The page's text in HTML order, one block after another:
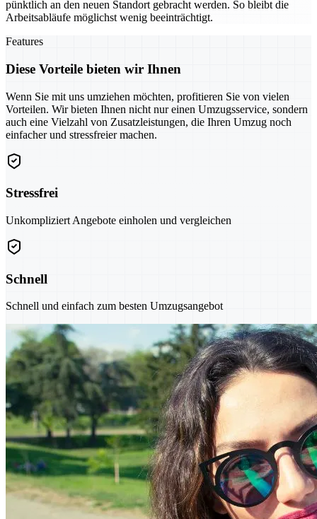
pünktlich an den neuen Standort gebracht werden. So bleibt die
Arbeitsabläufe möglichst wenig beeinträchtigt.
Features
Diese Vorteile bieten wir Ihnen
Wenn Sie mit uns umziehen möchten, profitieren Sie von vielen
Vorteilen. Wir bieten Ihnen nicht nur einen Umzugsservice, sondern
auch eine Vielzahl von Zusatzleistungen, die Ihren Umzug noch
einfacher und stressfreier machen.
Stressfrei
Unkompliziert Angebote einholen und vergleichen
Schnell
Schnell und einfach zum besten Umzugsangebot